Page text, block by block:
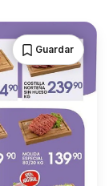
Guardar